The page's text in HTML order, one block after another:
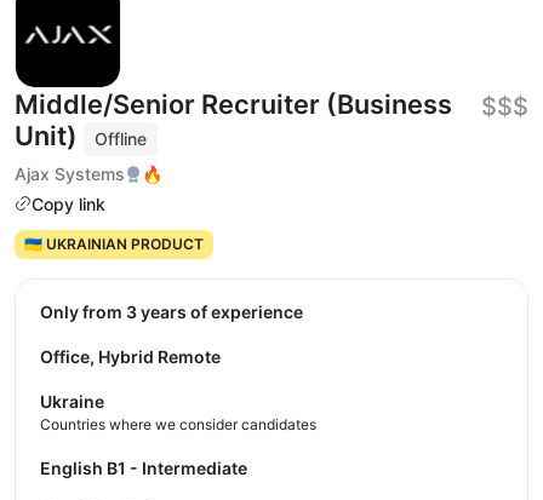
Middle/Senior Recruiter (Business
Unit)
Offline
Ajax Systems
🔥
Copy link
$$$
🇺🇦 UKRAINIAN PRODUCT
Only from 3 years of experience
Office, Hybrid Remote
Ukraine
Countries where we consider candidates
English B1 - Intermediate